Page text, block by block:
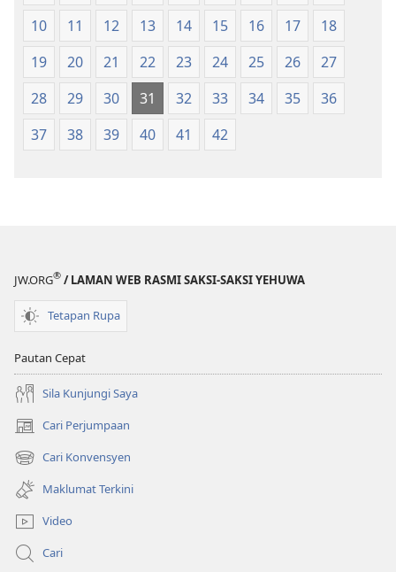
10
11 12 13 14 15 16 17
18
19
20 21 22 23 24 25 26
27
28
29 30 31 32 33 34 35
36
37
38 39 40 41 42
JW.ORG® / LAMAN WEB RASMI SAKSI-SAKSI YEHUWA
Tetapan Rupa
Pautan Cepat
Sila Kunjungi Saya
Cari Perjumpaan
(membuka
tetingkap
baharu)
Cari Konvensyen
(membuka
tetingkap
baharu)
Maklumat Terkini
Video
Cari